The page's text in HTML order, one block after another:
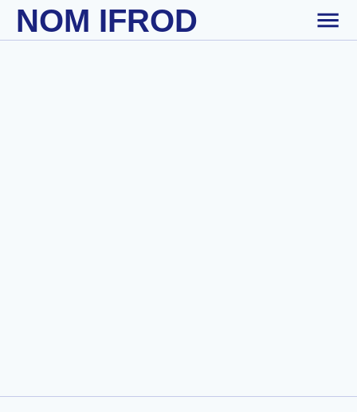
Skip to main content
NOM IFROD